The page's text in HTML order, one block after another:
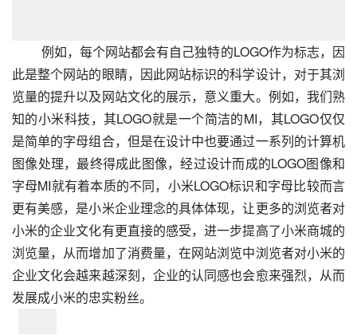
例如，每个网站都会有自己独特的LOGO作为标志，因
此是整个网站的眼睛，因此网站标识的科学设计，对于其浏
览量的提升以及网站文化的展示，意义重大。例如，我们熟
知的小米科技，其LOGO就是一个简洁的MI，其LOGO仅仅
是简单的字母组合，但是在设计中也要通过一系列的计算机
图像处理，最终得成此图像，经过设计而成的LOGO图像和
字母MI就有着本质的不同，小米LOGO标识和字母比较而言
更有美感，是小米企业理念的具体体现，让更多的浏览者对
小米的企业文化有更直接的感受，进一步提高了小米商城的
浏览量，从而增加了消费量，在网站浏览中浏览者对小米的
企业文化会越来越深刻，企业的认同感也会愈来强烈，从而
发展成小米的忠实粉丝。